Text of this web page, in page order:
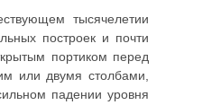
тысячелетии
построек и почти
портиком перед
или двумя столбами,
падении уровня